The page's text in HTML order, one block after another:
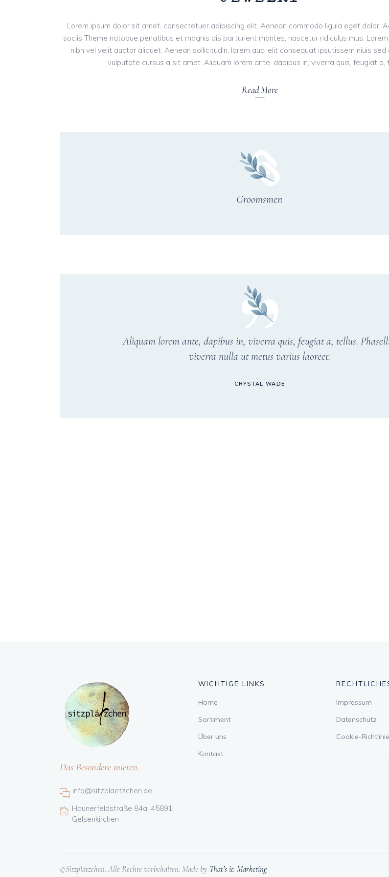
Lorem ipsum dolor sit amet, consectetuer adipiscing elit. Aenean commodo ligula eget dolor.
sociis Theme natoque penatibus et magnis dis parturient montes, nascetur ridiculus mus.
nibh vel velit auctor aliquet. Aenean sollicitudin, lorem auci elit consequat ipsutissem niuis
vulputate cursus a sit amet. Aliquam lorem ante, dapibus in, viverra quis, feugiat a,
Read More
Groomsmen
Aliquam lorem ante, dapibus in, viverra quis, feugiat a, tellus.
viverra nulla ut metus varius laoreet.
CRYSTAL WADE
Das Besondere mieten.
info@sitzplaetzchen.de
Haunerfeldstraße 84a, 45891
Gelsenkirchen
WICHTIGE LINKS
Home
Sortiment
Über uns
Kontakt
Impressum
Datenschutz
Cookie-
©Sitzplätzchen. Alle Rechte vorbehalten. Made by That’s it. Marketing